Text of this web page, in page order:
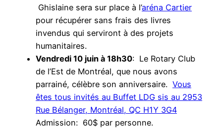
Ghislaine sera sur place à l’aréna Cartier
pour récupérer sans frais des livres
invendus qui serviront à des projets
humanitaires.
Vendredi 10 juin à 18h30: Le Rotary Club
de l’Est de Montréal, que nous avons
parrainé, célèbre son anniversaire. Vous
êtes tous invités au Buffet LDG sis au 2953
Rue Bélanger, Montréal, QC H1Y 3G4
Admission: 60$ par personne.